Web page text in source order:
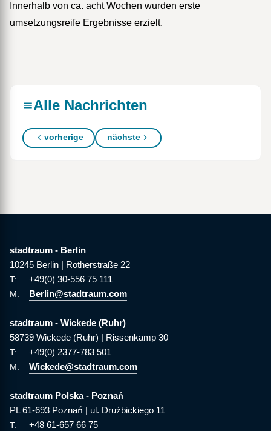
Innerhalb von ca. acht Wochen wurden erste
umsetzungsreife Ergebnisse erzielt.
Alle Nachrichten
vorherige nächste
stadtraum - Berlin
10245 Berlin | Rotherstraße 22
T: +49(0) 30-556 75 111
M: Berlin@stadtraum.com
stadtraum - Wickede (Ruhr)
58739 Wickede (Ruhr) | Rissenkamp 30
T: +49(0) 2377-783 501
M: Wickede@stadtraum.com
stadtraum Polska - Poznań
PL 61-693 Poznań | ul. Drużbickiego 11
T: +48 61-657 66 75